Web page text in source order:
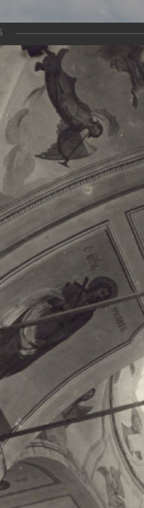
Экскурсия
веру в
Главная